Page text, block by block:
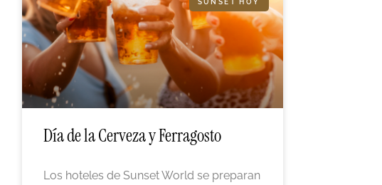
SUNSET HOY
Día de la Cerveza y Ferragosto
Los hoteles de Sunset World se preparan